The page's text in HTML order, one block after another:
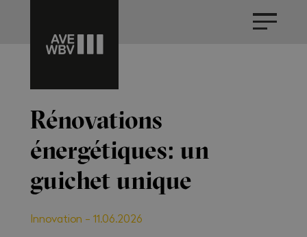
Rénovations
énergétiques: un
guichet unique
Innovation - 11.06.2026